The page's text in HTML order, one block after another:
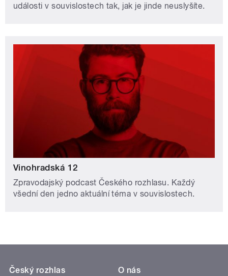
události v souvislostech tak, jak je jinde neuslyšíte.
Vinohradská 12
Zpravodajský podcast Českého rozhlasu. Každý
všední den jedno aktuální téma v souvislostech.
Český rozhlas
O nás